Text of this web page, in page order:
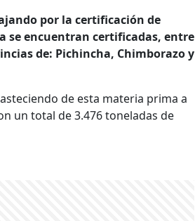
por la certificación de
se encuentran certificadas, entre
de: Pichincha, Chimborazo y
de esta materia prima a
un total de 3.476 toneladas de